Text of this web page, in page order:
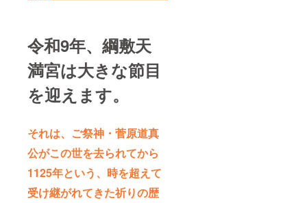
令和9年、綱敷天
満宮は大きな節目
を迎えます。
それは、ご祭神・菅原道真
公がこの世を去られてから
1125年という、時を超えて
受け継がれてきた祈りの歴